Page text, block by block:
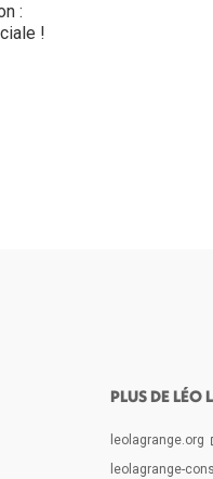
:
!
PLUS DE LÉO
leolagrange.org
leolagrange-